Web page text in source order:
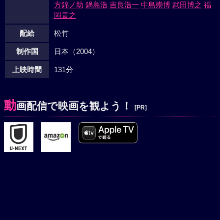
方錦ノ助 鍋島浩 吉良浩一 中島崇博 武田博之 福
岡貴之
配給 松竹
制作国 日本（2004）
上映時間 131分
動画配信で映画を観よう！ [PR]